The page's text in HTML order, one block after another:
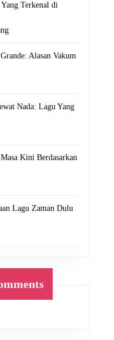
Terkenal di
Alasan Vakum
Nada: Lagu Yang
Kini Berdasarkan
Lagu Zaman Dulu